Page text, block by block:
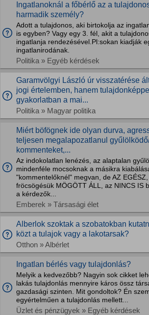
Ingatlanoknál a főbérlő az a
harmadik személy?
Adott a tulajdonos, aki birtokolja az
is egyben? Vagy egy 3. fél, akit a
ingatlanja rendezésével.Pl:sokan kiadják
ingatlanirodának.
Politika » Egyéb kérdések
Garamvölgyi László úr visszatérése
jogi értelemben, hanem
gyakorlatban a mai...
Politika » Magyar politika
Miért böfögnek ide olyan durva,
teljesen megalapozatlanul
kommenteket,...
Az indokolatlan lenézés, az alaptalan
mindenféle mocsoknak a másikra
"kommentelőknél" megvan, de AZ
fröcsögésük MÖGÖTT ÁLL, az NINCS IS
a kérdezők...
Emberek » Társasági élet
Alberlok szoktak a szobatokban
közt a tulajok vagy a lakotarsak?
Otthon » Albérlet
Ingatlan bérlés vagy tulajdonlás?
Melyik a kedvezőbb? Nagyin sok cikket
lakás tulajdonlás mennyire káros össz
gazdasági szinten. Mit gondoltok? Én
egyértelműen a tulajdonlás mellett...
Üzlet és pénzügyek » Egyéb kérdések